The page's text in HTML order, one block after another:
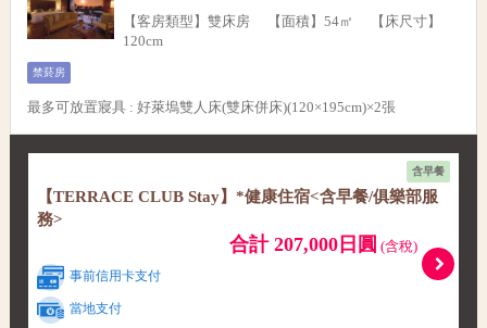
【客房類型】雙床房 【面積】54㎡ 【床尺寸】
120cm
禁菸房
最多可放置寢具 : 好萊塢雙人床(雙床併床)(120×195cm)×2張
含早餐
【TERRACE CLUB Stay】*健康住宿<含早餐/俱樂部服
務>
合計 207,000日圓 (含稅)
事前信用卡支付
當地支付